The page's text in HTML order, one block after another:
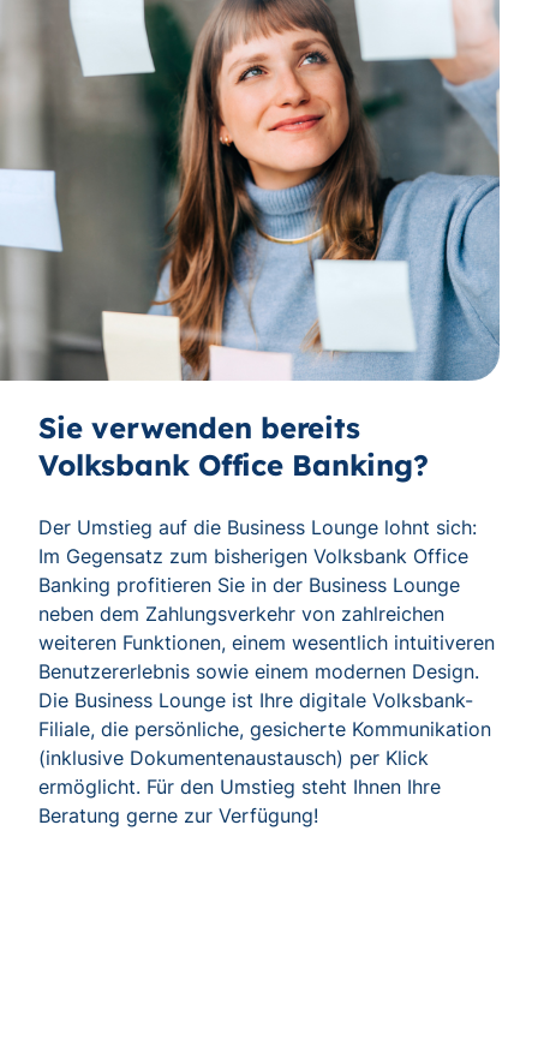
Sie verwenden bereits
Volksbank Office Banking?
Der Umstieg auf die Business Lounge lohnt sich:
Im Gegensatz zum bisherigen Volksbank Office
Banking profitieren Sie in der Business Lounge
neben dem Zahlungsverkehr von zahlreichen
weiteren Funktionen, einem wesentlich intuitiveren
Benutzererlebnis sowie einem modernen Design.
Die Business Lounge ist Ihre digitale Volksbank-
Filiale, die persönliche, gesicherte Kommunikation
(inklusive Dokumentenaustausch) per Klick
ermöglicht. Für den Umstieg steht Ihnen Ihre
Beratung gerne zur Verfügung!